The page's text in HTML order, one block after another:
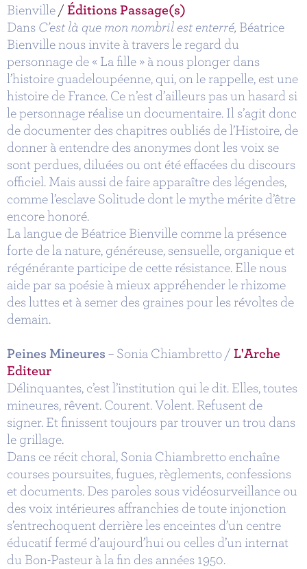
Bienville / Éditions Passage(s)
Dans C’est là que mon nombril est enterré, Béatrice
Bienville nous invite à travers le regard du
personnage de « La fille » à nous plonger dans
l’histoire guadeloupéenne, qui, on le rappelle, est une
histoire de France. Ce n’est d’ailleurs pas un hasard si
le personnage réalise un documentaire. Il s’agit donc
de documenter des chapitres oubliés de l’Histoire, de
donner à entendre des anonymes dont les voix se
sont perdues, diluées ou ont été effacées du discours
officiel. Mais aussi de faire apparaître des légendes,
comme l’esclave Solitude dont le mythe mérite d’être
encore honoré.
La langue de Béatrice Bienville comme la présence
forte de la nature, généreuse, sensuelle, organique et
régénérante participe de cette résistance. Elle nous
aide par sa poésie à mieux appréhender le rhizome
des luttes et à semer des graines pour les révoltes de
demain.
Peines Mineures – Sonia Chiambretto / L'Arche
Editeur
Délinquantes, c’est l’institution qui le dit. Elles, toutes
mineures, rêvent. Courent. Volent. Refusent de
signer. Et finissent toujours par trouver un trou dans
le grillage.
Dans ce récit choral, Sonia Chiambretto enchaîne
courses poursuites, fugues, règlements, confessions
et documents. Des paroles sous vidéosurveillance ou
des voix intérieures affranchies de toute injonction
s’entrechoquent derrière les enceintes d’un centre
éducatif fermé d’aujourd’hui ou celles d’un internat
du Bon-Pasteur à la fin des années 1950.